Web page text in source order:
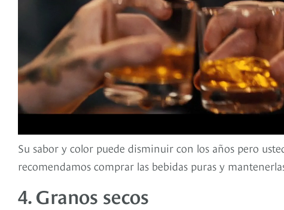
Su sabor y color puede disminuir con los años pero
recomendamos comprar las bebidas puras y
4. Granos secos